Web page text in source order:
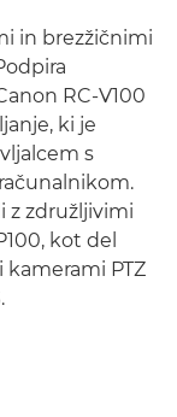
in brezžičnimi
RC-V100
ki je
s
z združljivimi
kot del
PTZ